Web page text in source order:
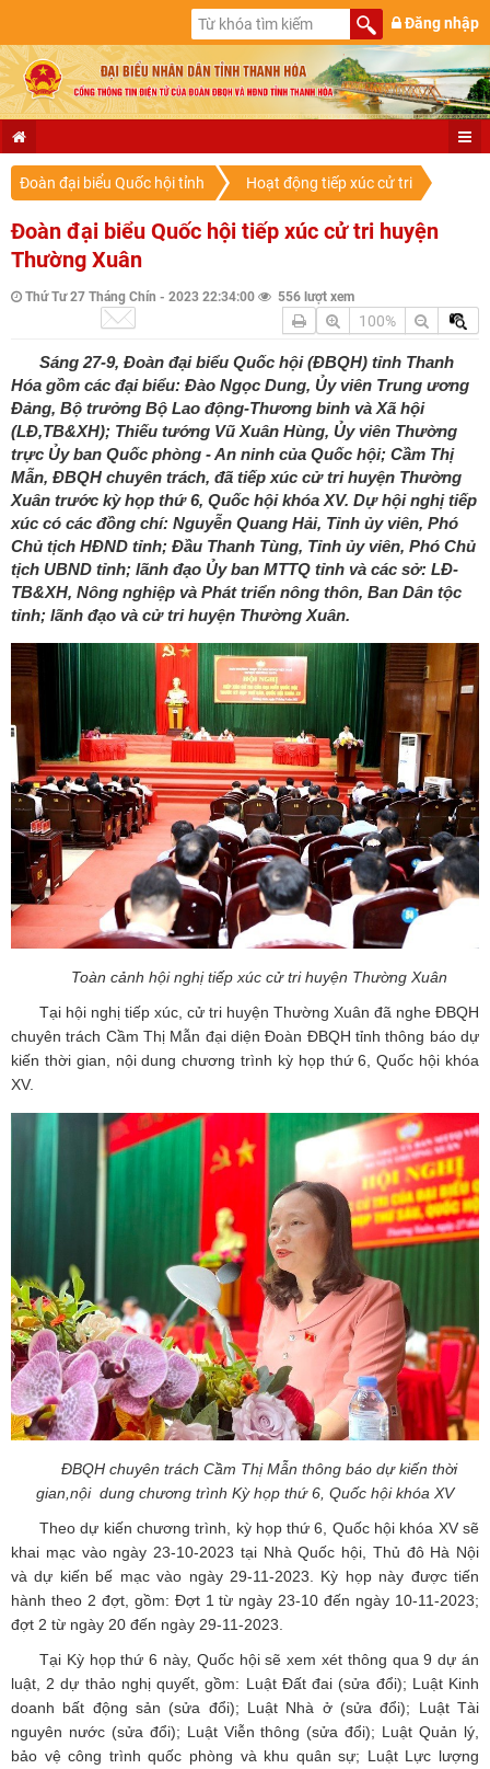
Đăng nhập
Đoàn đại biểu Quốc hội tỉnh Hoạt động tiếp xúc cử tri
Đoàn đại biểu Quốc hội tiếp xúc cử tri huyện
Thường Xuân
Thứ Tư 27 Tháng Chín - 2023 22:34:00 556 lượt xem
100%
Sáng 27-9, Đoàn đại biểu Quốc hội (ĐBQH) tỉnh Thanh
Hóa gồm các đại biểu: Đào Ngọc Dung, Ủy viên Trung ương
Đảng, Bộ trưởng Bộ Lao động-Thương binh và Xã hội
(LĐ,TB&XH); Thiếu tướng Vũ Xuân Hùng, Ủy viên Thường
trực Ủy ban Quốc phòng - An ninh của Quốc hội; Cầm Thị
Mẫn, ĐBQH chuyên trách, đã tiếp xúc cử tri huyện Thường
Xuân trước kỳ họp thứ 6, Quốc hội khóa XV. Dự hội nghị tiếp
xúc có các đồng chí: Nguyễn Quang Hải, Tỉnh ủy viên, Phó
Chủ tịch HĐND tỉnh; Đầu Thanh Tùng, Tỉnh ủy viên, Phó Chủ
tịch UBND tỉnh; lãnh đạo Ủy ban MTTQ tỉnh và các sở: LĐ-
TB&XH, Nông nghiệp và Phát triển nông thôn, Ban Dân tộc
tỉnh; lãnh đạo và cử tri huyện Thường Xuân.
Toàn cảnh hội nghị tiếp xúc cử tri huyện Thường Xuân
Tại hội nghị tiếp xúc, cử tri huyện Thường Xuân đã nghe ĐBQH
chuyên trách Cầm Thị Mẫn đại diện Đoàn ĐBQH tỉnh thông báo dự
kiến thời gian, nội dung chương trình kỳ họp thứ 6, Quốc hội khóa
XV.
ĐBQH chuyên trách Cầm Thị Mẫn thông báo dự kiến thời
gian,nội dung chương trình Kỳ họp thứ 6, Quốc hội khóa XV
Theo dự kiến chương trình, kỳ họp thứ 6, Quốc hội khóa XV sẽ
khai mạc vào ngày 23-10-2023 tại Nhà Quốc hội, Thủ đô Hà Nội
và dự kiến bế mạc vào ngày 29-11-2023. Kỳ họp này được tiến
hành theo 2 đợt, gồm: Đợt 1 từ ngày 23-10 đến ngày 10-11-2023;
đợt 2 từ ngày 20 đến ngày 29-11-2023.
Tại Kỳ họp thứ 6 này, Quốc hội sẽ xem xét thông qua 9 dự án
luật, 2 dự thảo nghị quyết, gồm: Luật Đất đai (sửa đổi); Luật Kinh
doanh bất động sản (sửa đổi); Luật Nhà ở (sửa đổi); Luật Tài
nguyên nước (sửa đổi); Luật Viễn thông (sửa đổi); Luật Quản lý,
bảo vệ công trình quốc phòng và khu quân sự; Luật Lực lượng